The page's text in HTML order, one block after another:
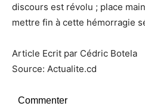
discours est révolu ; place
mettre fin à cette hémorragie
Article Ecrit par Cédric Botela
Source: Actualite.cd
Commenter